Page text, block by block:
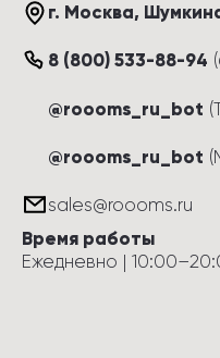
г. Москва,
8 (800) 533-88-94 (
@roooms_ru_bot
@roooms_ru_bot
sales@roooms.ru
Время работы
Ежедневно | 10:00–